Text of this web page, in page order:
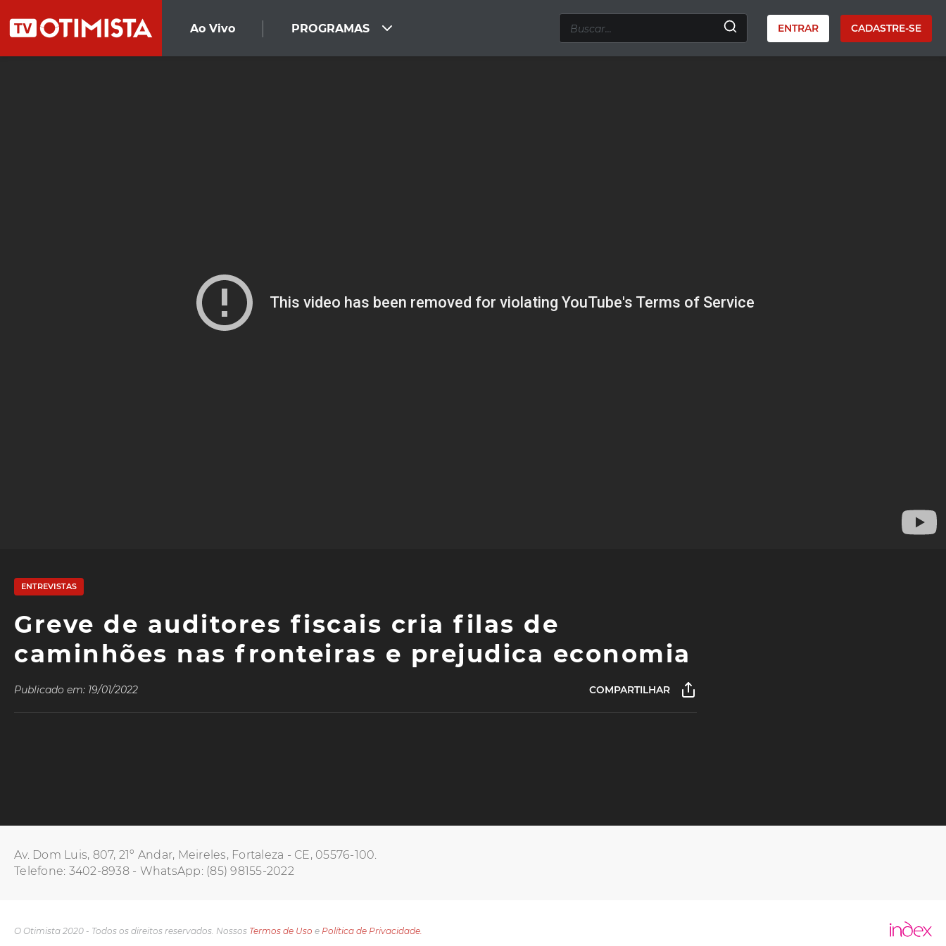
Ao Vivo PROGRAMAS ENTRAR CADASTRE-SE
ENTREVISTAS
Greve de auditores fiscais cria filas de
caminhões nas fronteiras e prejudica economia
Publicado em: 19/01/2022 COMPARTILHAR
Av. Dom Luis, 807, 21º Andar, Meireles, Fortaleza - CE, 05576-100.
Telefone: 3402-8938 - WhatsApp: (85) 98155-2022
O Otimista 2020 - Todos os direitos reservados. Nossos Termos de Uso e Política de Privacidade.